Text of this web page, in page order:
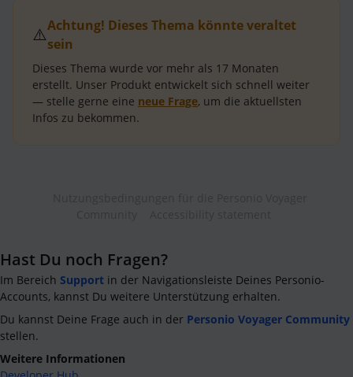
⚠️Achtung! Dieses Thema könnte veraltet
sein
Dieses Thema wurde vor mehr als 17 Monaten
erstellt. Unser Produkt entwickelt sich schnell weiter
— stelle gerne eine neue Frage, um die aktuellsten
Infos zu bekommen.
Hast Du noch Fragen?
Im Bereich Support in der Navigationsleiste Deines Personio-
Accounts, kannst Du weitere Unterstützung erhalten.
Du kannst Deine Frage auch in der Personio Voyager Community
stellen.
Weitere Informationen